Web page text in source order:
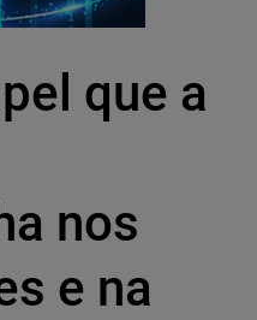
que a
nos
e na